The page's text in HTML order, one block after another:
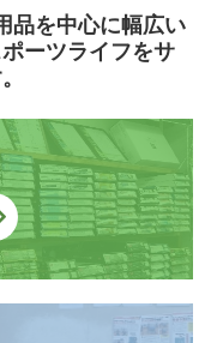
品を中心に幅広い
ポーツライフをサ